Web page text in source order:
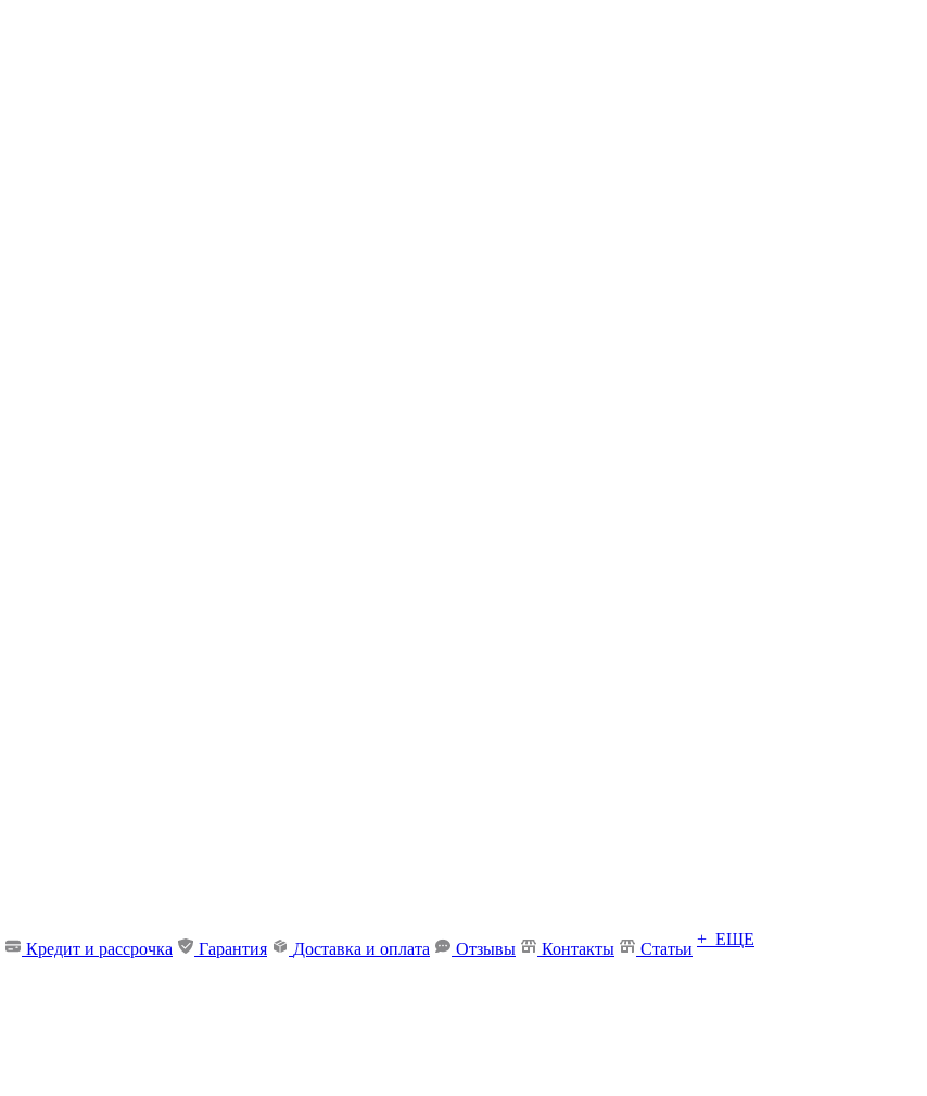
Кредит и рассрочка Гарантия Доставка и оплата Отзывы Контакты Статьи
+ ЕЩЕ